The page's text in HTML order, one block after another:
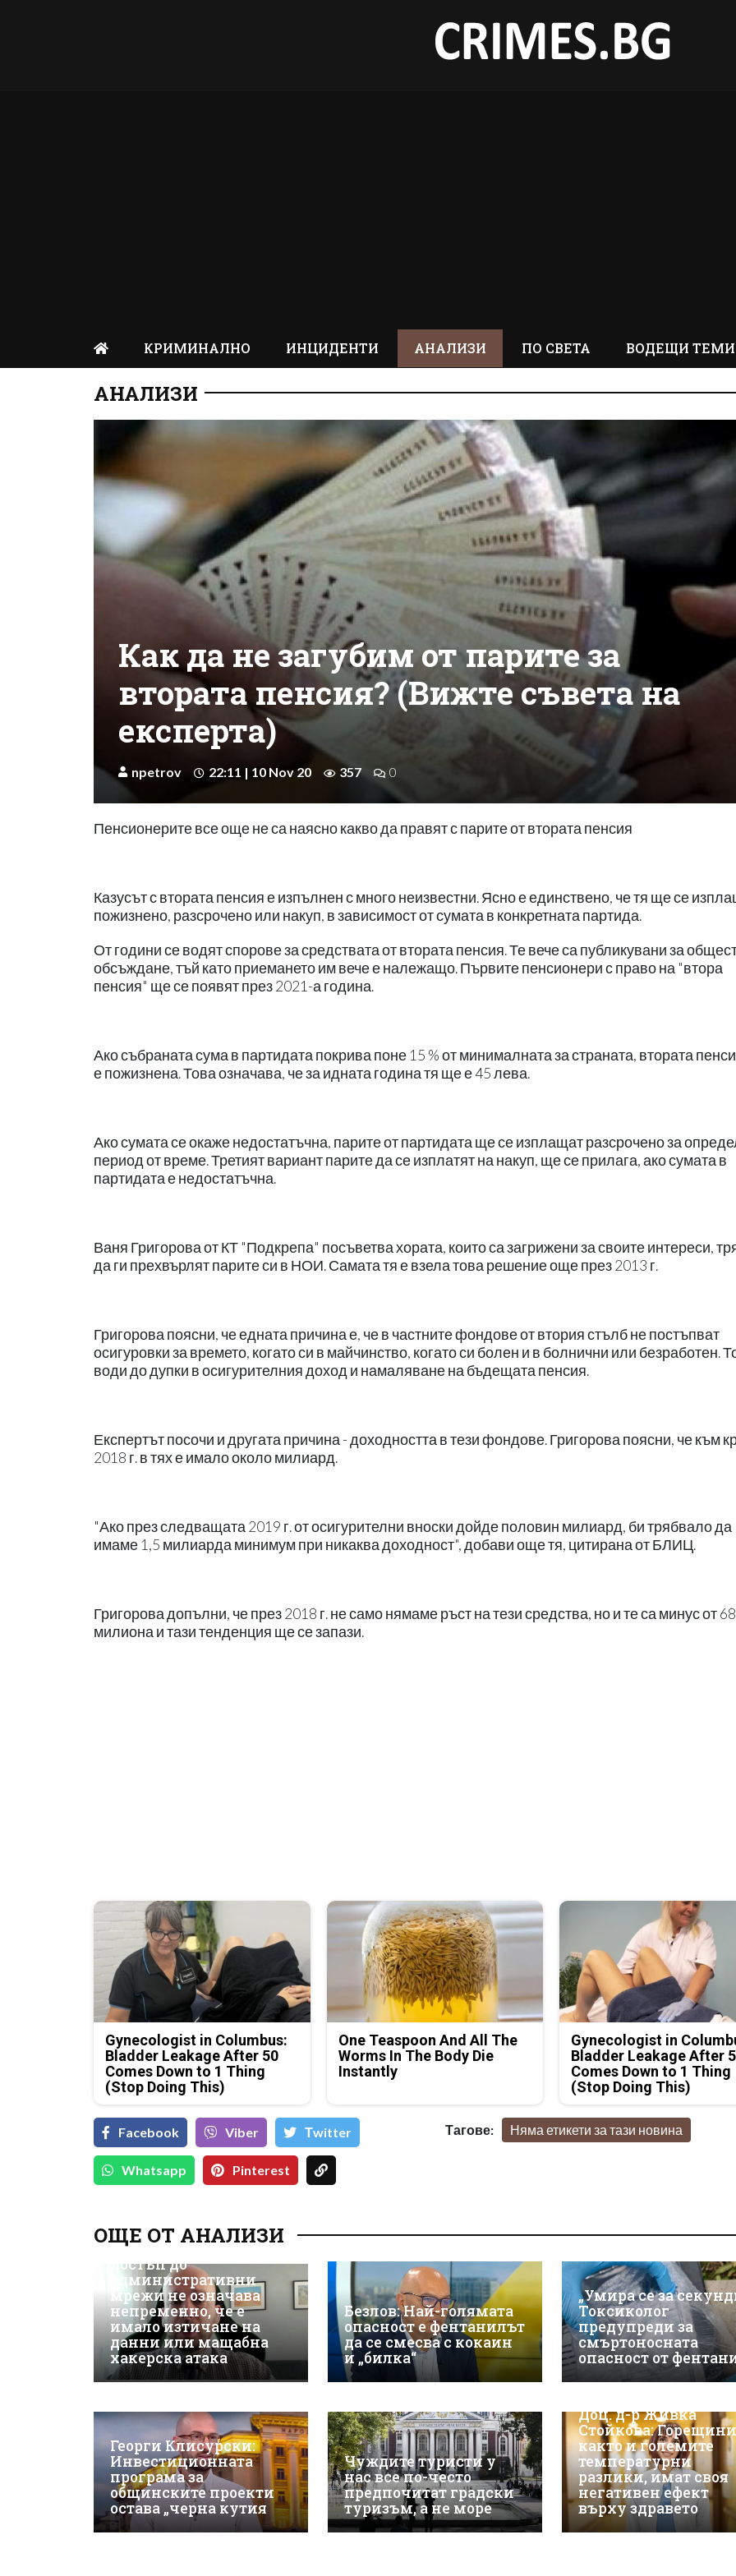
КРИМИНАЛНО ИНЦИДЕНТИ АНАЛИЗИ ПО СВЕТА ВОДЕЩИ ТЕМИ
АНАЛИЗИ
Как да не загубим от парите за
втората пенсия? (Вижте съвета на
експерта)
npetrov 22:11 | 10 Nov 20 357 0
Пенсионерите все още не са наясно какво да правят с парите от втората пенсия
Казусът с втората пенсия е изпълнен с много неизвестни. Ясно е единствено, че тя ще се
пожизнено, разсрочено или накуп, в зависимост от сумата в конкретната партида.
От години се водят спорове за средствата от втората пенсия. Те вече са публикувани за
обсъждане, тъй като приемането им вече е належащо. Първите пенсионери с право на "втора
пенсия" ще се появят през 2021-а година.
Ако събраната сума в партидата покрива поне 15 % от минималната за страната, втората
е пожизнена. Това означава, че за идната година тя ще е 45 лева.
Ако сумата се окаже недостатъчна, парите от партидата ще се изплащат разсрочено за
период от време. Третият вариант парите да се изплатят на накуп, ще се прилага, ако сумата в
партидата е недостатъчна.
Ваня Григорова от КТ "Подкрепа" посъветва хората, които са загрижени за своите интереси,
да ги прехвърлят парите си в НОИ. Самата тя е взела това решение още през 2013 г.
Григорова поясни, че едната причина е, че в частните фондове от втория стълб не постъпват
осигуровки за времето, когато си в майчинство, когато си болен и в болнични или безработен.
води до дупки в осигурителния доход и намаляване на бъдещата пенсия.
Експертът посочи и другата причина - доходността в тези фондове. Григорова поясни, че към
2018 г. в тях е имало около милиард.
"Ако през следващата 2019 г. от осигурителни вноски дойде половин милиард, би трябвало да
имаме 1,5 милиарда минимум при никаква доходност", добави още тя, цитирана от БЛИЦ.
Григорова допълни, че през 2018 г. не само нямаме ръст на тези средства, но и те са минус от
милиона и тази тенденция ще се запази.
Gynecologist in Columbus:
Bladder Leakage After 50
Comes Down to 1 Thing
(Stop Doing This)
One Teaspoon And All The
Worms In The Body Die
Instantly
Gynecologist in
Bladder Leakage After
Comes Down to 1 Thing
(Stop Doing This)
Facebook Viber Тwitter
Whatsapp Pinterest
Тагове: Няма етикети за тази новина
ОЩЕ ОТ АНАЛИЗИ
киберсигурност:
Неоторизираният
достъп до
административни
мрежи не означава
непременно, че е
имало изтичане на
данни или мащабна
хакерска атака
Безлов: Най-голямата
опасност е фентанилът
да се смесва с кокаин
и „билка“
„Умира се за
Токсиколог
предупреди за
смъртоносната
опасност от
Георги Клисурски:
Инвестиционната
програма за
общинските проекти
остава „черна кутия
Чуждите туристи у
нас все по-често
предпочитат градски
туризъм, а не море
Доц. д-р Живка
Стойкова:
както и големите
температурни
разлики, имат своя
негативен ефект
върху здравето